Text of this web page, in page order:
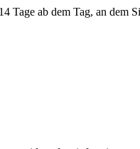
Tage ab dem Tag, an dem